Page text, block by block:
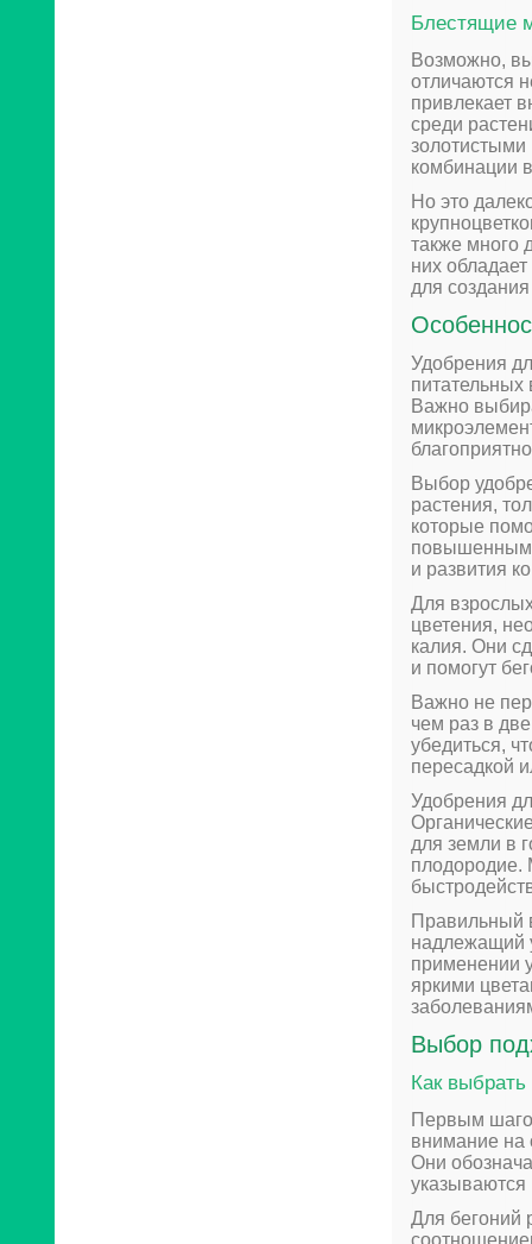
Блестящие
Возможно,
отличаются
привлекает
среди
золотистыми
комбинации
Но это
также много
них
для
Удобрения
питательных
Важно
Выбор
растения,
которые
повышенным
и развития
Для
цветения,
калия. Они
и помогут
Важно не
чем раз в
убедиться,
пересадкой
Удобрения
для земли в
плодородие.
Правильный
надлежащий
применении
яркими
Выбор
Как
Первым
внимание на
Они
указываются
Для бегоний